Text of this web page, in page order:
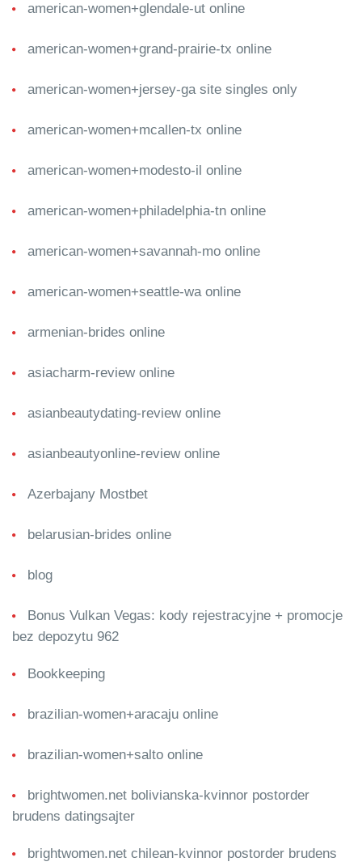
american-women+glendale-ut online
american-women+grand-prairie-tx online
american-women+jersey-ga site singles only
american-women+mcallen-tx online
american-women+modesto-il online
american-women+philadelphia-tn online
american-women+savannah-mo online
american-women+seattle-wa online
armenian-brides online
asiacharm-review online
asianbeautydating-review online
asianbeautyonline-review online
Azerbajany Mostbet
belarusian-brides online
blog
Bonus Vulkan Vegas: kody rejestracyjne + promocje
bez depozytu 962
Bookkeeping
brazilian-women+aracaju online
brazilian-women+salto online
brightwomen.net bolivianska-kvinnor postorder
brudens datingsajter
brightwomen.net chilean-kvinnor postorder brudens